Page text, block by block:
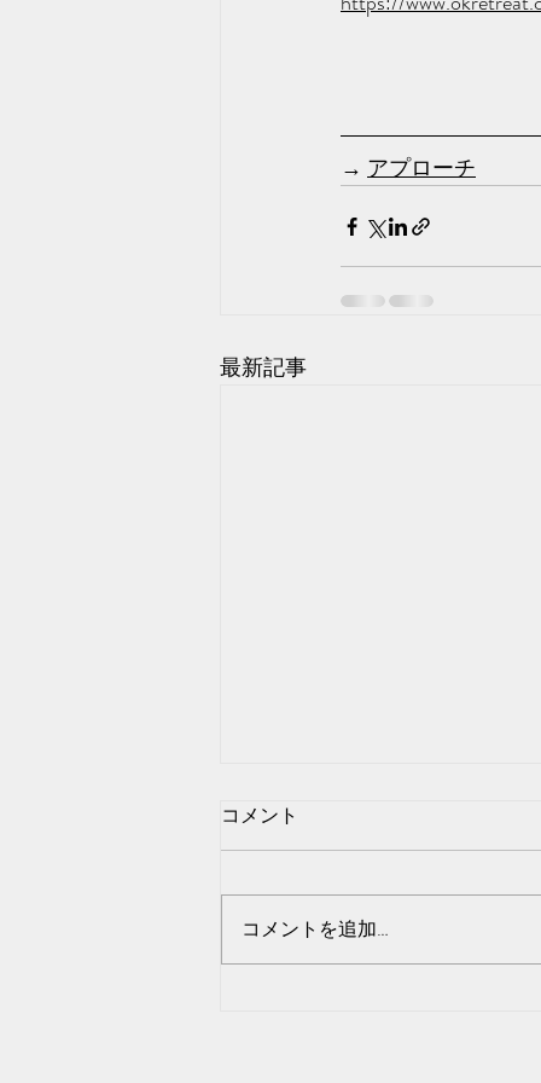
→ アプローチ
最新記事
例外を生きる
コメント
コメントを追加…